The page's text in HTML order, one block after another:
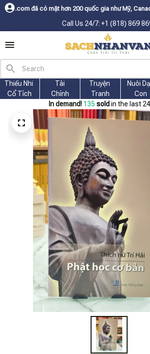
200 quốc gia như Mỹ, Canada, Úc, Nhật, Hàn, và
Call Us 24/7: +1 (818) 869
Thiếu Nhi
Cổ Tích
Tài
Chính
Truyện
Tranh
Nuôi
Con
In demand! 138 sold in the last